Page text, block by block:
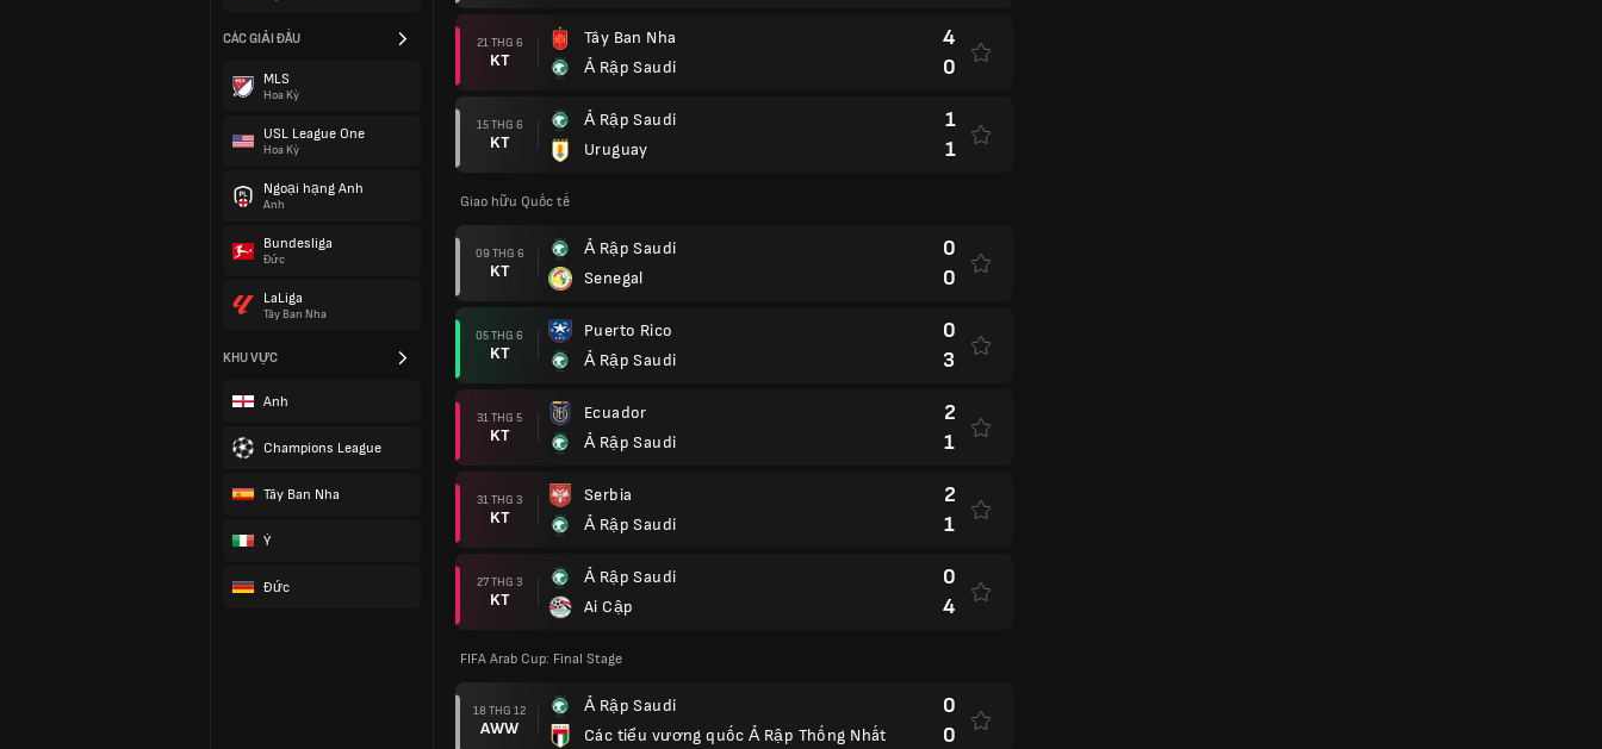
CÁC GIẢI ĐẤU
MLS
Hoa Kỳ
USL League One
Hoa Kỳ
Ngoại hạng Anh
Anh
Bundesliga
Đức
LaLiga
Tây Ban Nha
KHU VỰC
Anh
Champions League
Tây Ban Nha
Ý
Đức
21 THG 6
KT
Tây Ban Nha
Ả Rập Saudi
4
0
15 THG 6
KT
Ả Rập Saudi
Uruguay
1
1
Giao hữu Quốc tế
09 THG 6
KT
Ả Rập Saudi
Senegal
0
0
05 THG 6
KT
Puerto Rico
Ả Rập Saudi
0
3
31 THG 5
KT
Ecuador
Ả Rập Saudi
2
1
31 THG 3
KT
Serbia
Ả Rập Saudi
2
1
27 THG 3
KT
Ả Rập Saudi
Ai Cập
0
4
FIFA Arab Cup: Final Stage
18 THG 12
AWW
Ả Rập Saudi
Các tiểu vương quốc Ả Rập Thống Nhất
0
0